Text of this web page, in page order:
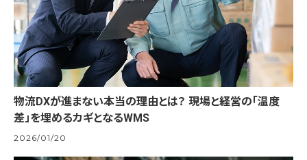
物流DXが進まない本当の理由とは？ 現場と経営の「温度
差」を埋めるカギとなるWMS
2026/01/20